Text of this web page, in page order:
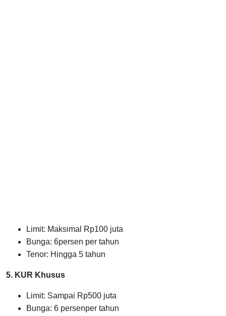
Limit: Maksimal Rp100 juta
Bunga: 6persen per tahun
Tenor: Hingga 5 tahun
5. KUR Khusus
Limit: Sampai Rp500 juta
Bunga: 6 persenper tahun